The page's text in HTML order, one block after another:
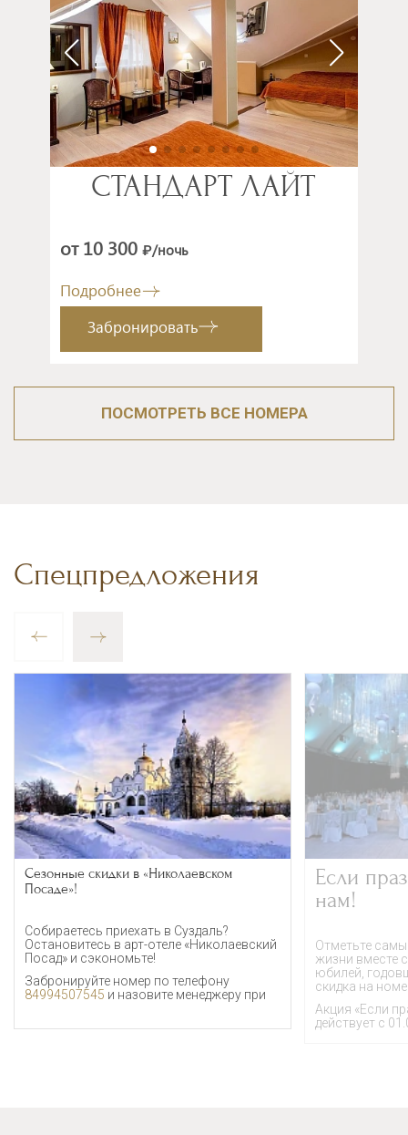
СТАНДАРТ ЛАЙТ
от 10 300 ₽/ночь
Подробнее
Забронировать
ПОСМОТРЕТЬ ВСЕ НОМЕРА
Спецпредложения
Сезонные скидки в «Николаевском
Посаде»!
Собираетесь приехать в Суздаль?
Остановитесь в арт-отеле «Николаевский
Посад» и сэкономьте!
Забронируйте номер по телефону
84994507545 и назовите менеджеру при
Суздаль".
Если
нам!
Отметьте
жизни вместе
юбилей,
скидка на
Акция «Если
действует с